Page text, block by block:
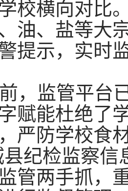
校横向对比
油、盐等大
提示，实时
，监管平台
赋能杜绝了
严防学校食
县纪检监察
管两手抓，